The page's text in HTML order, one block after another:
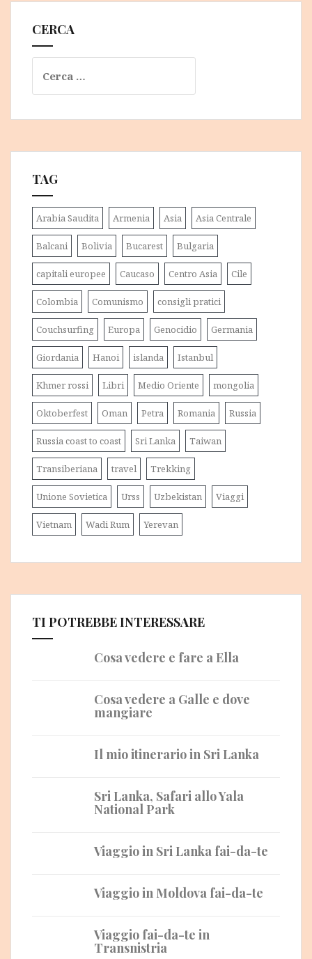
CERCA
per:
TAG
Arabia Saudita Armenia Asia Asia Centrale
Balcani Bolivia Bucarest Bulgaria
capitali europee Caucaso Centro Asia Cile
Colombia Comunismo consigli pratici
Couchsurfing Europa Genocidio Germania
Giordania Hanoi islanda Istanbul
Khmer rossi Libri Medio Oriente mongolia
Oktoberfest Oman Petra Romania Russia
Russia coast to coast Sri Lanka Taiwan
Transiberiana travel Trekking
Unione Sovietica Urss Uzbekistan Viaggi
Vietnam Wadi Rum Yerevan
TI POTREBBE INTERESSARE
Cosa vedere e fare a Ella
Cosa vedere a Galle e dove
mangiare
Il mio itinerario in Sri Lanka
Sri Lanka, Safari allo Yala
National Park
Viaggio in Sri Lanka fai-da-te
Viaggio in Moldova fai-da-te
Viaggio fai-da-te in
Transnistria